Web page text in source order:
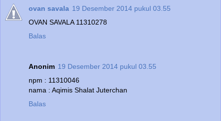
ovan savala 19 Desember 2014 pukul 03.55
OVAN SAVALA 11310278
Balas
Anonim 19 Desember 2014 pukul 03.55
npm : 11310046
nama : Aqimis Shalat Juterchan
Balas